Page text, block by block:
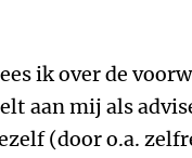
ik over de
aan mij als
(door o.a.